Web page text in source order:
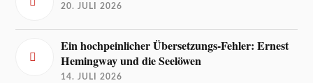
20. JULI 2026
Ein hochpeinlicher Übersetzungs-Fehler: Ernest
Hemingway und die Seelöwen
14. JULI 2026